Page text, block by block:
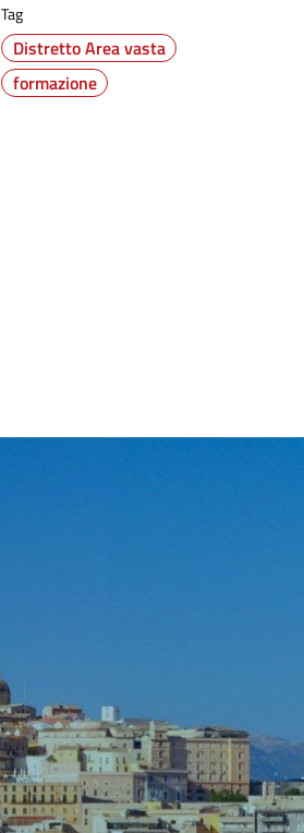
Tag
Distretto Area vasta
formazione